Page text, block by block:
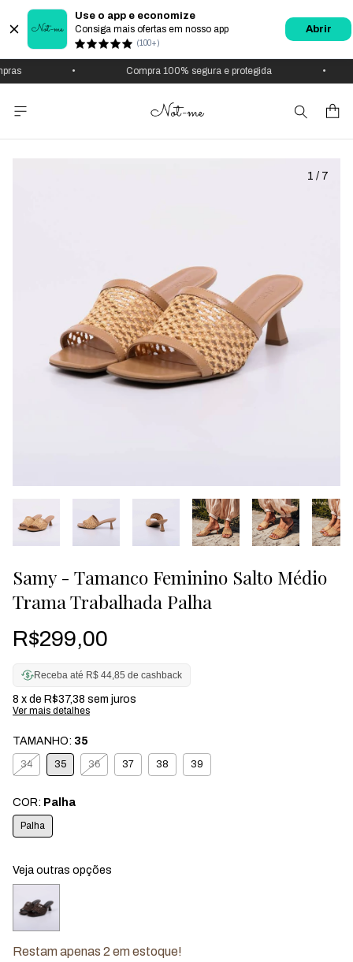
Use o app e economize
Consiga mais ofertas em nosso app
(100+)
Abrir
Compra 100% segura e protegida
1 / 7
Samy - Tamanco Feminino Salto Médio
Trama Trabalhada Palha
R$299,00
Receba até R$ 44,85 de cashback
8 x de R$37,38 sem juros
Ver mais detalhes
TAMANHO: 35
34 35 36 37 38 39
COR: Palha
Palha
Veja outras opções
Restam apenas 2 em estoque!